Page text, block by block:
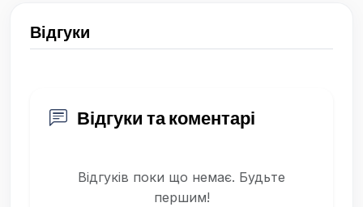
Відгуки
Відгуки та коментарі
Відгуків поки що немає. Будьте
першим!